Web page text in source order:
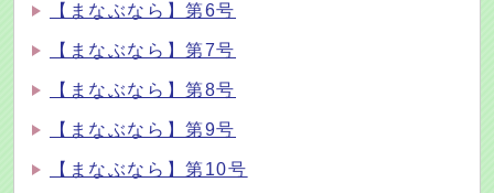
【まなぶなら】第6号
【まなぶなら】第7号
【まなぶなら】第8号
【まなぶなら】第9号
【まなぶなら】第10号